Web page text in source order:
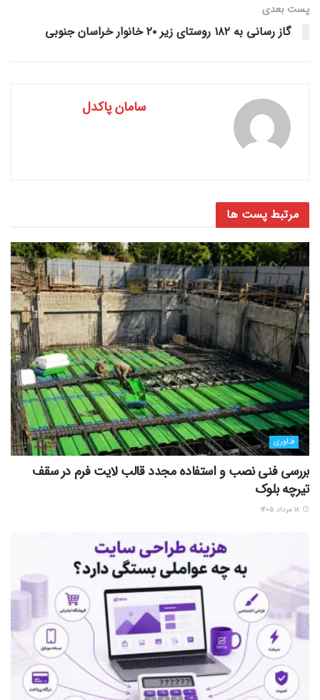
پست‌ بعدی
گاز رسانی به ۱۸۲ روستای زیر ۲۰ خانوار خراسان جنوبی
سامان پاکدل
مرتبط پست ها
فناوری
بررسی فنی نصب و استفاده مجدد قالب لایت فرم در سقف
تیرچه بلوک